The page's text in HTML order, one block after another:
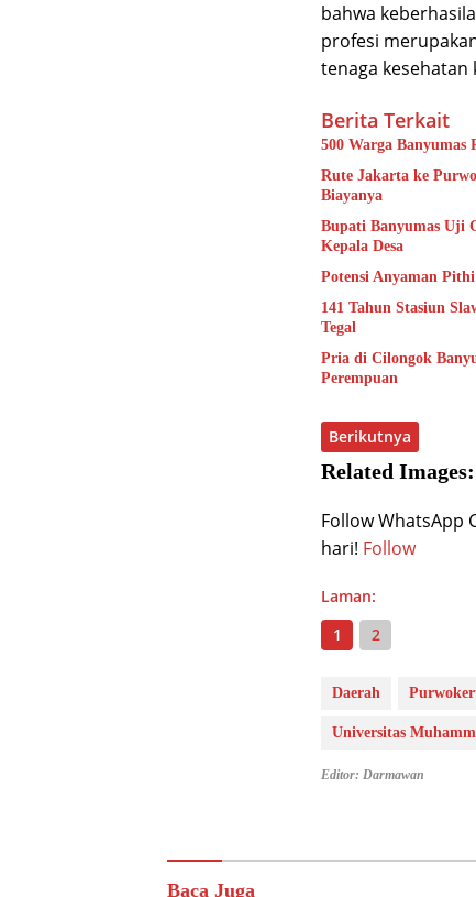
bahwa
profesi
tenaga
Berita Terkait
500 Warga
Rute Jakarta ke
Biayanya
Bupati Banyumas Uji
Kepala Desa
Potensi Anyaman
141 Tahun Stasiun
Tegal
Pria di Cilongok
Perempuan
Berikutnya
Related Images:
Follow WhatsApp
hari! Follow
Laman:
1
2
Daerah
Universitas
Editor: Darmawan
Baca Juga